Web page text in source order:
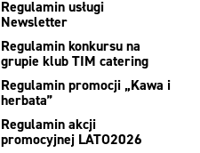
Regulamin usługi
Newsletter
Regulamin konkursu na
grupie klub TIM catering
Regulamin promocji „Kawa i
herbata”
Regulamin akcji
promocyjnej LATO2026